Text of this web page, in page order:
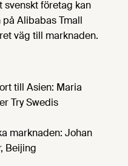
svenskt företag kan
Alibabas Tmall
väg till marknaden.
till Asien: Maria
Try Swedis
marknaden: Johan
Beijing